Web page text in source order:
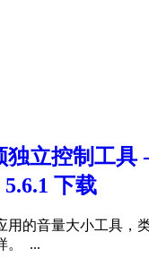
独立控制工具 -
5.6.1 下载
用的音量大小工具，
。 ...